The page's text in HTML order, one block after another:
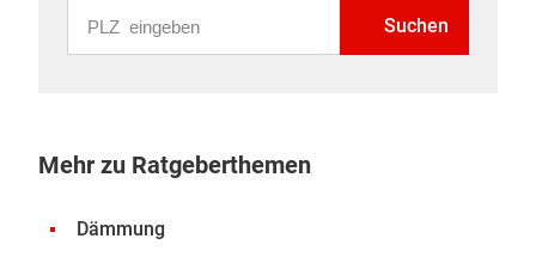
Suchen
Mehr zu Ratgeberthemen
Dämmung